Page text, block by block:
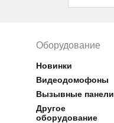
Оборудование
Новинки
Видеодомофоны
Вызывные панели
Другое
оборудование